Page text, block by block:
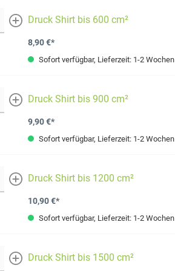
mehr
Druck Shirt bis 600 cm²
8,90 €*
Sofort verfügbar, Lieferzeit: 1-2 Wochen
mehr
Druck Shirt bis 900 cm²
9,90 €*
Sofort verfügbar, Lieferzeit: 1-2 Wochen
mehr
Druck Shirt bis 1200 cm²
10,90 €*
Sofort verfügbar, Lieferzeit: 1-2 Wochen
mehr
Druck Shirt bis 1500 cm²